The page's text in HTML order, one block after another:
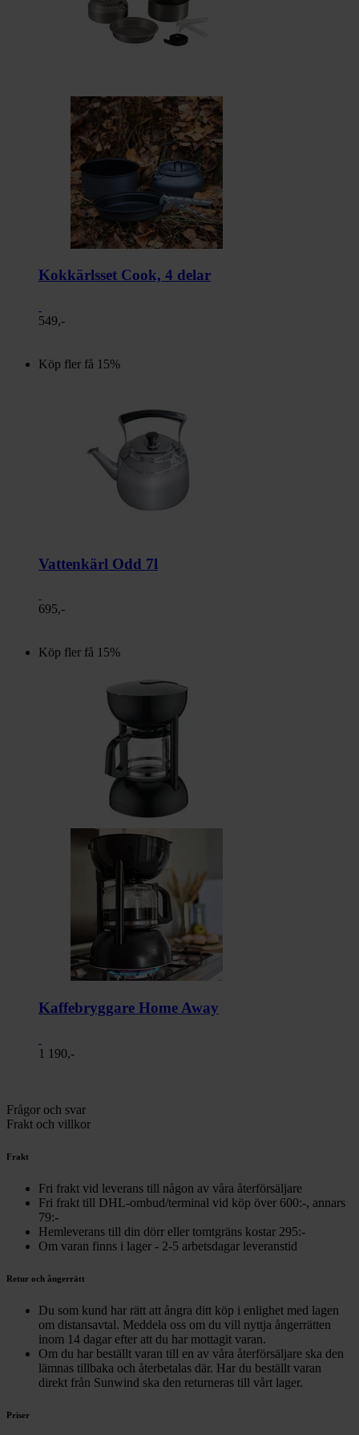
Kokkärlsset Cook, 4 delar
549,-
Köp fler få 15%
Vattenkärl Odd 7l
695,-
Köp fler få 15%
Kaffebryggare Home Away
1 190,-
Frågor och svar
Frakt och villkor
Frakt
Fri frakt vid leverans till någon av våra återförsäljare
Fri frakt till DHL-ombud/terminal vid köp över 600:-, annars
79:-
Hemleverans till din dörr eller tomtgräns kostar 295:-
Om varan finns i lager - 2-5 arbetsdagar leveranstid
Retur och ångerrätt
Du som kund har rätt att ångra ditt köp i enlighet med lagen
om distansavtal. Meddela oss om du vill nyttja ångerrätten
inom 14 dagar efter att du har mottagit varan.
Om du har beställt varan till en av våra återförsäljare ska den
lämnas tillbaka och återbetalas där. Har du beställt varan
direkt från Sunwind ska den returneras till vårt lager.
Priser